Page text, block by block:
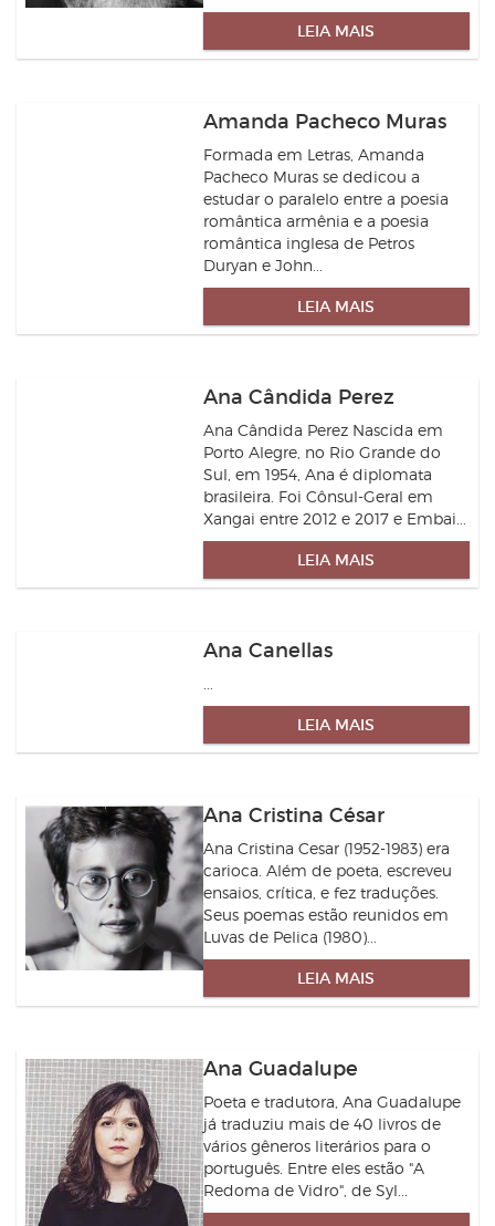
LEIA MAIS
Amanda Pacheco Muras
Formada em Letras, Amanda
Pacheco Muras se dedicou a
estudar o paralelo entre a poesia
romântica armênia e a poesia
romântica inglesa de Petros
Duryan e John...
LEIA MAIS
Ana Cândida Perez
Ana Cândida Perez Nascida em
Porto Alegre, no Rio Grande do
Sul, em 1954, Ana é diplomata
brasileira. Foi Cônsul-Geral em
Xangai entre 2012 e 2017 e Embai...
LEIA MAIS
Ana Canellas
LEIA MAIS
Ana Cristina César
Ana Cristina Cesar (1952-1983) era
carioca. Além de poeta, escreveu
ensaios, crítica, e fez traduções.
Seus poemas estão reunidos em
Luvas de Pelica (1980)...
LEIA MAIS
Ana Guadalupe
Poeta e tradutora, Ana Guadalupe
já traduziu mais de 40 livros de
vários gêneros literários para o
português. Entre eles estão "A
Redoma de Vidro", de Syl...